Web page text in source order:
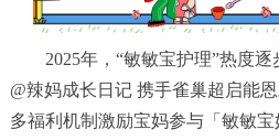
2025年，“敏敏宝护理”热度
@辣妈成长日记 携手雀巢超启能
多福利机制激励宝妈参与「敏敏